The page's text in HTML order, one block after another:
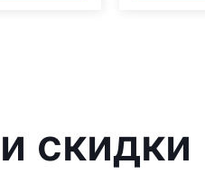
скидки